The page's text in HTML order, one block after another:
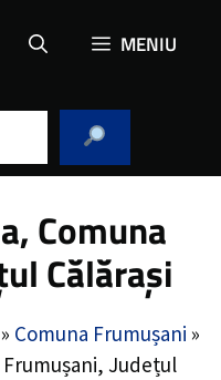
MENIU
Comuna
Călărași
» Comuna Frumușani »
Județul